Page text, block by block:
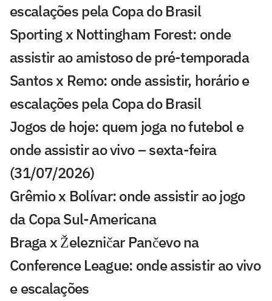
escalações pela Copa do Brasil
Sporting x Nottingham Forest: onde
assistir ao amistoso de pré-temporada
Santos x Remo: onde assistir, horário e
escalações pela Copa do Brasil
Jogos de hoje: quem joga no futebol e
onde assistir ao vivo – sexta-feira
(31/07/2026)
Grêmio x Bolívar: onde assistir ao jogo
da Copa Sul-Americana
Braga x Železničar Pančevo na
Conference League: onde assistir ao vivo
e escalações